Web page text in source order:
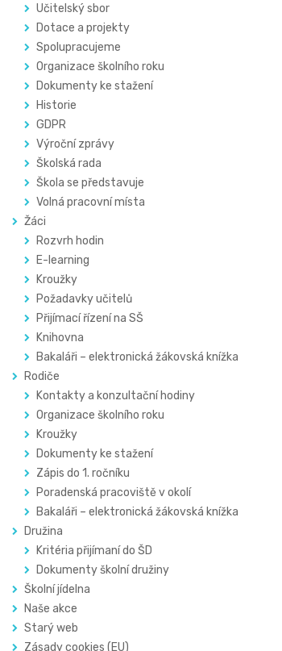
Učitelský sbor
Dotace a projekty
Spolupracujeme
Organizace školního roku
Dokumenty ke stažení
Historie
GDPR
Výroční zprávy
Školská rada
Škola se představuje
Volná pracovní místa
Žáci
Rozvrh hodin
E-learning
Kroužky
Požadavky učitelů
Přijímací řízení na SŠ
Knihovna
Bakaláři – elektronická žákovská knížka
Rodiče
Kontakty a konzultační hodiny
Organizace školního roku
Kroužky
Dokumenty ke stažení
Zápis do 1. ročníku
Poradenská pracoviště v okolí
Bakaláři – elektronická žákovská knížka
Družina
Kritéria přijímaní do ŠD
Dokumenty školní družiny
Školní jídelna
Naše akce
Starý web
Zásady cookies (EU)